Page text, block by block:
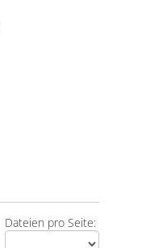
Dateien pro Seite: